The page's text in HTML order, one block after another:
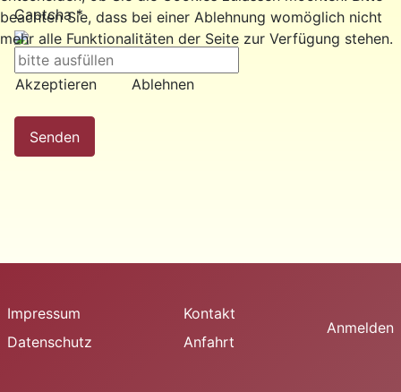
Captcha*
Senden
Impressum
Datenschutz
Kontakt
Anfahrt
Anmelden
beachten Sie, dass bei einer Ablehnung womöglich nicht
mehr alle Funktionalitäten der Seite zur Verfügung stehen.
Akzeptieren Ablehnen